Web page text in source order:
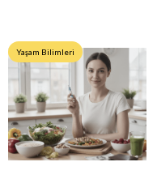
Yaşam Bilimleri